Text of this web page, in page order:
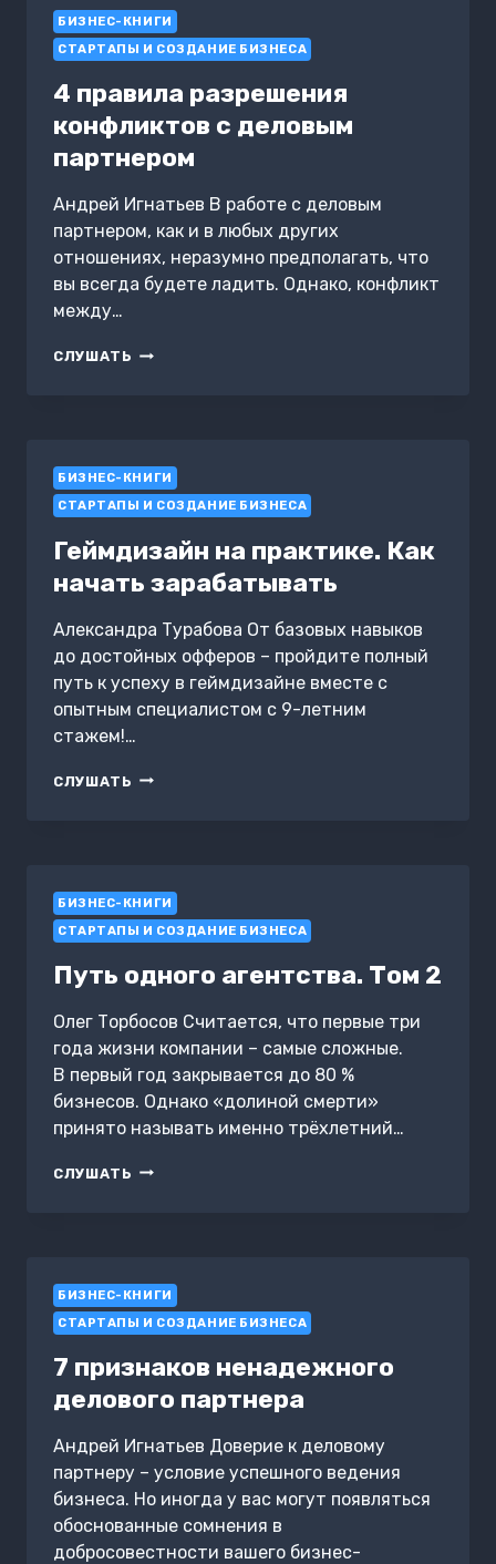
ТЕСТАХ
О
ОТВЕТАХ
БИЗНЕС-КНИГИ
СТАРТАПЫ И СОЗДАНИЕ БИЗНЕСА
4 правила разрешения
конфликтов с деловым
партнером
Андрей Игнатьев В работе с деловым
партнером, как и в любых других
отношениях, неразумно предполагать, что
вы всегда будете ладить. Однако, конфликт
между…
СЛУШАТЬ 4
ПАРТНЕРОМ
БИЗНЕС-КНИГИ
СТАРТАПЫ И СОЗДАНИЕ БИЗНЕСА
Геймдизайн на практике. Как
начать зарабатывать
Александра Турабова От базовых навыков
до достойных офферов – пройдите полный
путь к успеху в геймдизайне вместе с
опытным специалистом с 9-летним
стажем!…
СЛУШАТЬ ГЕЙМДИЗАЙН
БИЗНЕС-КНИГИ
СТАРТАПЫ И СОЗДАНИЕ БИЗНЕСА
Путь одного агентства. Том 2
Олег Торбосов Считается, что первые три
года жизни компании – самые сложные.
В первый год закрывается до 80 %
бизнесов. Однако «долиной смерти»
принято называть именно трёхлетний…
СЛУШАТЬ ПУТЬ
БИЗНЕС-КНИГИ
СТАРТАПЫ И СОЗДАНИЕ БИЗНЕСА
7 признаков ненадежного
делового партнера
Андрей Игнатьев Доверие к деловому
партнеру – условие успешного ведения
бизнеса. Но иногда у вас могут появляться
обоснованные сомнения в
добросовестности вашего бизнес-